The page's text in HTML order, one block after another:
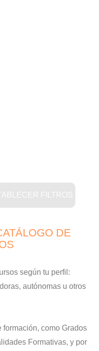
FILTROS
DE
según tu perfil:
autónomas u otros
formación, como Grados
Formativas, y por